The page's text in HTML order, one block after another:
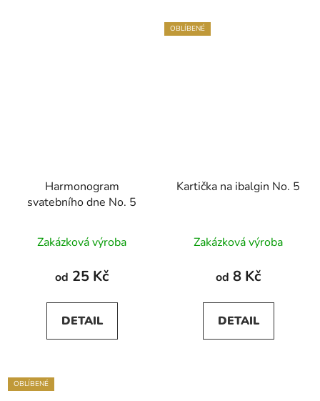
Harmonogram
svatebního dne No. 5
Zakázková výroba
od 25 Kč
DETAIL
OBLÍBENÉ
Kartička na ibalgin No. 5
hodnocení
produktu
5,0
z
Zakázková výroba
od 8 Kč
DETAIL
OBLÍBENÉ